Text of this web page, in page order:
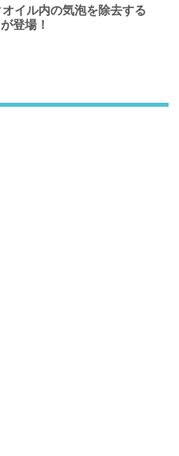
イル内の気泡を除去する
登場！